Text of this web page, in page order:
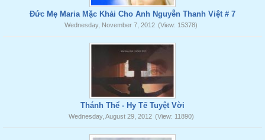
Đức Mẹ Maria Mặc Khải Cho Anh Nguyễn Thanh Việt # 7
Wednesday, November 7, 2012 (View: 15378)
Thánh Thể - Hy Tế Tuyệt Vời
Wednesday, August 29, 2012 (View: 11890)